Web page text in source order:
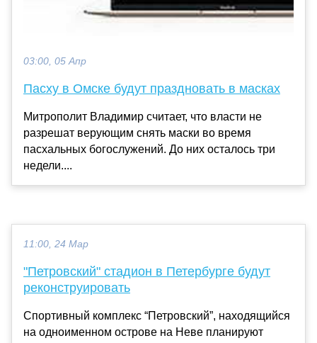
03:00, 05 Апр
Пасху в Омске будут праздновать в масках
Митрополит Владимир считает, что власти не
разрешат верующим снять маски во время
пасхальных богослужений. До них осталось три
недели....
11:00, 24 Мар
"Петровский" стадион в Петербурге будут
реконструировать
Спортивный комплекс “Петровский”, находящийся
на одноименном острове на Неве планируют